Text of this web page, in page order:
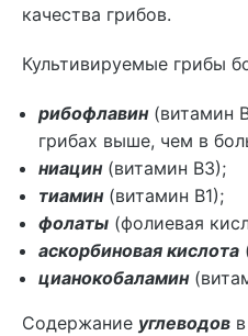
качества грибов.
Культивируемые грибы
рибофлавин(витамин
грибах выше, чем в
ниацин(витамин В3);
тиамин(витамин В1);
фолаты (фолиевая
аскорбиновая кислота
цианокобаламин
Содержание углеводов